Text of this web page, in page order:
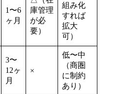
1〜6
ヶ月
庫管理
が必
要）
組み化
すれば
拡大
可）
3〜
12ヶ
月
×
低〜中
（商圏
に制約
あり）